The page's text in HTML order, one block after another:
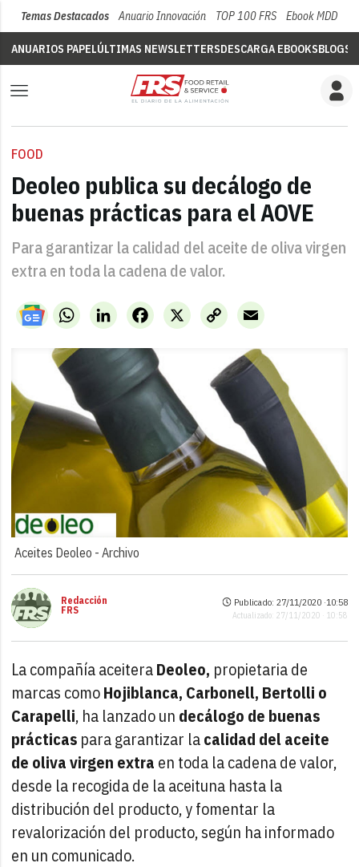
Temas Destacados Anuario Innovación TOP 100 FRS Ebook MDD
ANUARIOS PAPELÚLTIMAS NEWSLETTERSDESCARGA EBOOKSBLOGS
FOOD
Deoleo publica su decálogo de
buenas prácticas para el AOVE
Para garantizar la calidad del aceite de oliva virgen
extra en toda la cadena de valor.
WhatsAppLinkedIn X
Facebook
Copy
Link
Email
Aceites Deoleo -Archivo
Redacción
FRS
Publicado: 27/11/2020 ·10:58
Actualizado: 27/11/2020 · 10:58
La compañía aceiteraDeoleo, propietaria de
marcas comoHojiblanca, Carbonell, Bertolli o
Carapelli, ha lanzado un decálogo de buenas
prácticas para garantizar lacalidad del aceite
de oliva virgen extra en toda la cadena de valor,
desde la recogida de la aceituna hasta la
distribución del producto, y fomentar la
revalorización del producto, según ha informado
en un comunicado.